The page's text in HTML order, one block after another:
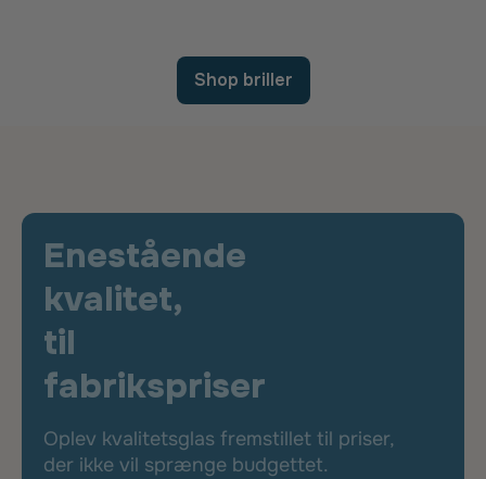
Shop briller
Enestående
kvalitet,
til
fabrikspriser
Oplev kvalitetsglas fremstillet til priser,
der ikke vil sprænge budgettet.